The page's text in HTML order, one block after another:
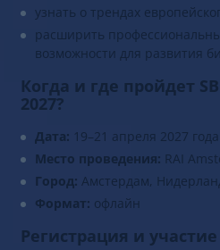
узнать о трендах
расширить
возможности для развития
Когда и где пройдет
2027?
Дата: 19–21 апреля 2027 года
Место проведения: RAI
Город: Амстердам,
Формат: офлайн
Регистрация и участие